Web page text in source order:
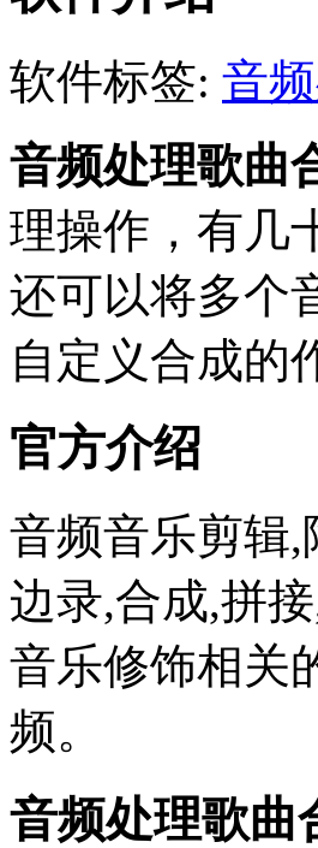
软件标签: 音
音频处理歌曲
理操作，有几
还可以将多个
自定义合成的
官方介绍
音频音乐剪辑
边录,合成,拼
音乐修饰相关
频。
音频处理歌曲